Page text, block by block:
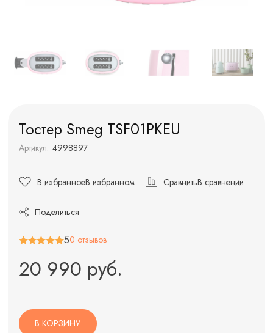
Тостер Smeg TSF01PKEU
Артикул: 4998897
В избранноеВ избранном СравнитьВ сравнении
Поделиться
50 отзывов
20 990 руб.
В КОРЗИНУ